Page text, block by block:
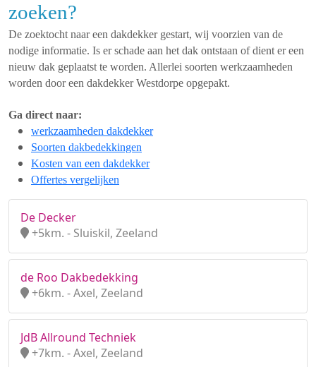
zoeken?
De zoektocht naar een dakdekker gestart, wij voorzien van de
nodige informatie. Is er schade aan het dak ontstaan of dient er een
nieuw dak geplaatst te worden. Allerlei soorten werkzaamheden
worden door een dakdekker Westdorpe opgepakt.
Ga direct naar:
werkzaamheden dakdekker
Soorten dakbedekkingen
Kosten van een dakdekker
Offertes vergelijken
De Decker
+5km. - Sluiskil, Zeeland
de Roo Dakbedekking
+6km. - Axel, Zeeland
JdB Allround Techniek
+7km. - Axel, Zeeland